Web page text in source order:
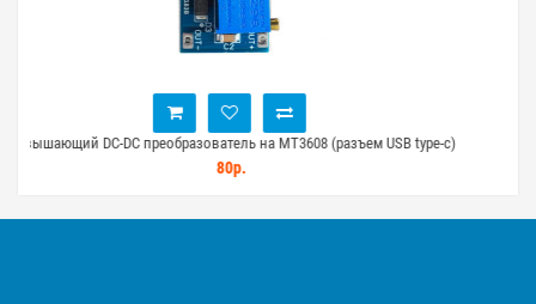
type-c) Повышающий DC-DC преобразователь с USB выходом 5В